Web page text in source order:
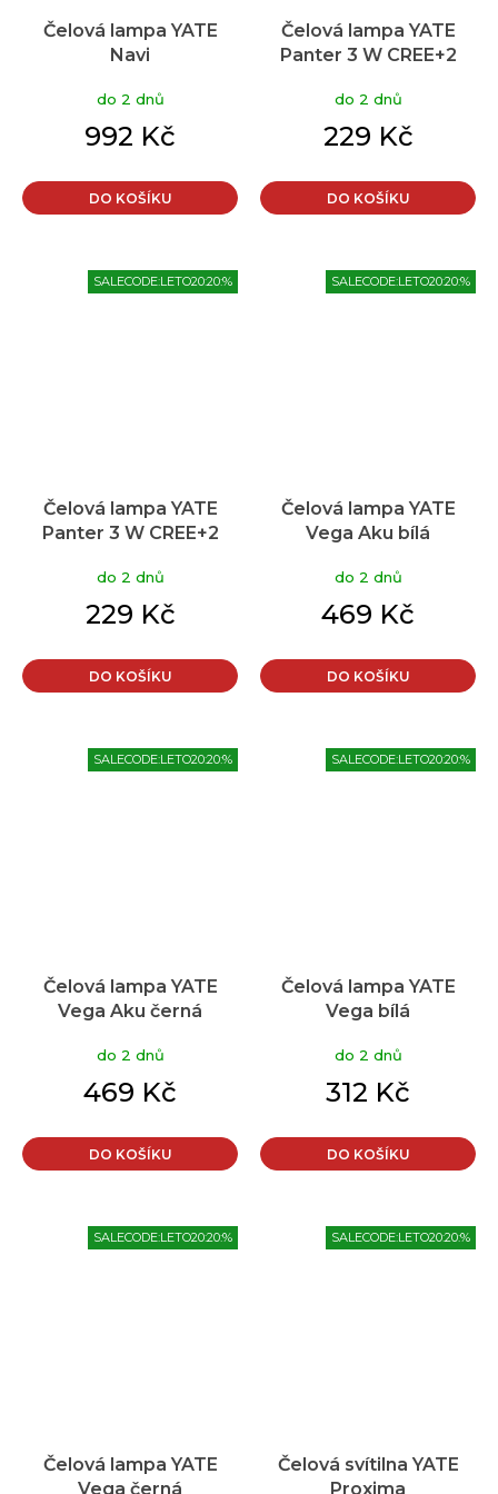
Čelová lampa YATE
Navi
do 2 dnů
992 Kč
DO KOŠÍKU
Čelová lampa YATE
Panter 3 W CREE+2
do 2 dnů
229 Kč
DO KOŠÍKU
SALECODE:LETO20:20:%
Čelová lampa YATE
Panter 3 W CREE+2
do 2 dnů
229 Kč
DO KOŠÍKU
SALECODE:LETO20:20:%
Čelová lampa YATE
Vega Aku bílá
do 2 dnů
469 Kč
DO KOŠÍKU
SALECODE:LETO20:20:%
Čelová lampa YATE
Vega Aku černá
do 2 dnů
469 Kč
DO KOŠÍKU
SALECODE:LETO20:20:%
Čelová lampa YATE
Vega bílá
do 2 dnů
312 Kč
DO KOŠÍKU
SALECODE:LETO20:20:%
Čelová lampa YATE
Vega černá
SALECODE:LETO20:20:%
Čelová svítilna YATE
Proxima